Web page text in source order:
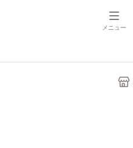
メニュー